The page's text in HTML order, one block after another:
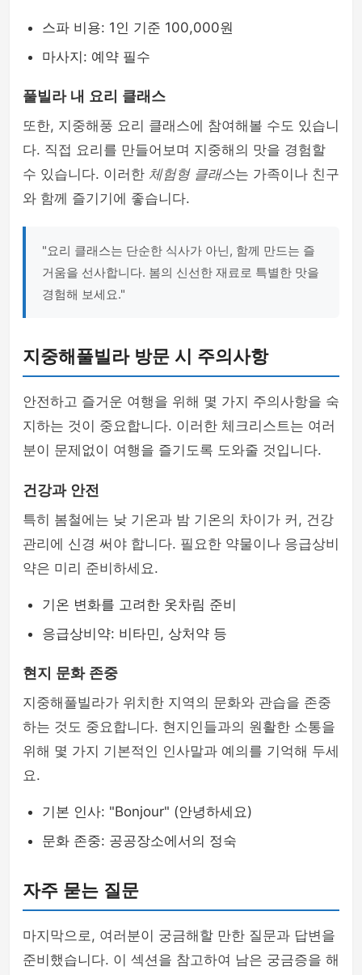
스파 비용: 1인 기준 100,000원
마사지: 예약 필수
풀빌라 내 요리 클래스
또한, 지중해풍 요리 클래스에 참여해볼 수도 있습니
다. 직접 요리를 만들어보며 지중해의 맛을 경험할
수 있습니다. 이러한 체험형 클래스는 가족이나 친구
와 함께 즐기기에 좋습니다.
"요리 클래스는 단순한 식사가 아닌, 함께 만드는 즐
거움을 선사합니다. 봄의 신선한 재료로 특별한 맛을
경험해 보세요."
지중해풀빌라 방문 시 주의사항
안전하고 즐거운 여행을 위해 몇 가지 주의사항을 숙
지하는 것이 중요합니다. 이러한 체크리스트는 여러
분이 문제없이 여행을 즐기도록 도와줄 것입니다.
건강과 안전
특히 봄철에는 낮 기온과 밤 기온의 차이가 커, 건강
관리에 신경 써야 합니다. 필요한 약물이나 응급상비
약은 미리 준비하세요.
기온 변화를 고려한 옷차림 준비
응급상비약: 비타민, 상처약 등
현지 문화 존중
지중해풀빌라가 위치한 지역의 문화와 관습을 존중
하는 것도 중요합니다. 현지인들과의 원활한 소통을
위해 몇 가지 기본적인 인사말과 예의를 기억해 두세
요.
기본 인사: "Bonjour" (안녕하세요)
문화 존중: 공공장소에서의 정숙
자주 묻는 질문
마지막으로, 여러분이 궁금해할 만한 질문과 답변을
준비했습니다. 이 섹션을 참고하여 남은 궁금증을 해